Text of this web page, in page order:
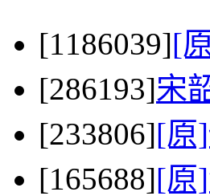
[1186039][
[286193]宋
[233806][原
[165688][原